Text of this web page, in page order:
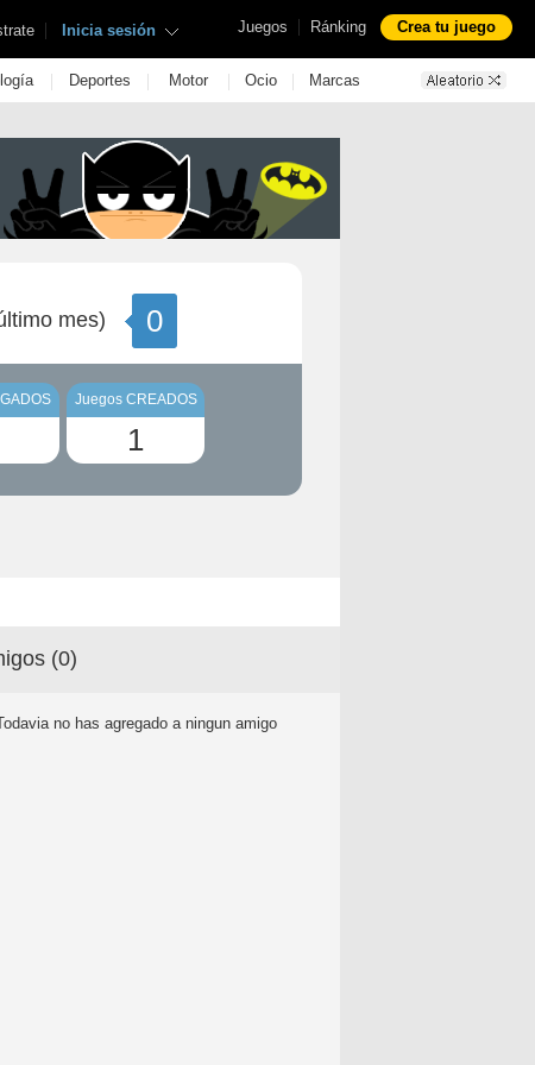
Juegos | Ránking Crea tu juego
| Inicia sesión
| Deportes | Motor | Ocio | Marcas
mes) 0
Juegos CREADOS
1
(0)
no has agregado a ningun amigo